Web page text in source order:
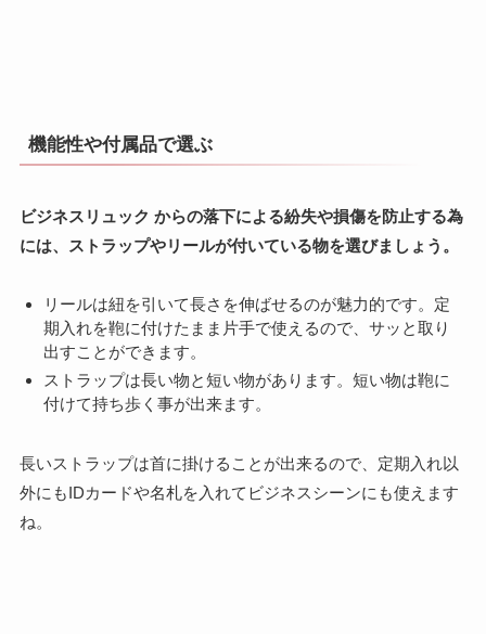
機能性や付属品で選ぶ
ビジネスリュック からの落下による紛失や損傷を防止する為
には、ストラップやリールが付いている物を選びましょう。
リールは紐を引いて長さを伸ばせるのが魅力的です。定
期入れを鞄に付けたまま片手で使えるので、サッと取り
出すことができます。
ストラップは長い物と短い物があります。短い物は鞄に
付けて持ち歩く事が出来ます。
長いストラップは首に掛けることが出来るので、定期入れ以
外にもIDカードや名札を入れてビジネスシーンにも使えます
ね。